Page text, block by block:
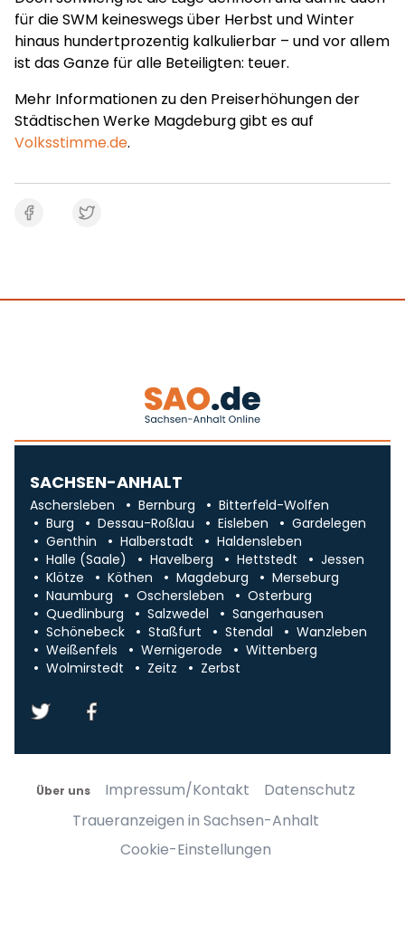
für die SWM keineswegs über Herbst und Winter
hinaus hundertprozentig kalkulierbar – und vor allem
ist das Ganze für alle Beteiligten: teuer.
Mehr Informationen zu den Preiserhöhungen der
Städtischen Werke Magdeburg gibt es auf
Volksstimme.de.
SACHSEN-ANHALT
Aschersleben Bernburg
Bitterfeld-Wolfen
Burg
Dessau-Roßlau Eisleben
Gardelegen
Genthin
Halberstadt
Haldensleben
Halle (Saale)
Havelberg Hettstedt
Jessen
Klötze
Köthen Magdeburg
Merseburg
Naumburg
Oschersleben
Osterburg
Quedlinburg
Salzwedel
Sangerhausen
Schönebeck
Staßfurt Stendal
Wanzleben
Weißenfels
Wernigerode
Wittenberg
Wolmirstedt
Zeitz Zerbst
Über uns Impressum/Kontakt
Datenschutz
Traueranzeigen in Sachsen-Anhalt
Cookie-Einstellungen